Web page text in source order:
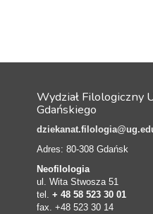
Wydział Filologiczny
Gdańskiego
Adres: 80-308 Gdańsk
Neofilologia
ul. Wita Stwosza 51
tel. + 48 58 523 30 01
fax. +48 523 30 14